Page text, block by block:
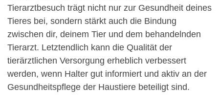
Tierarztbesuch trägt nicht nur zur Gesundheit deines
Tieres bei, sondern stärkt auch die Bindung
zwischen dir, deinem Tier und dem behandelnden
Tierarzt. Letztendlich kann die Qualität der
tierärztlichen Versorgung erheblich verbessert
werden, wenn Halter gut informiert und aktiv an der
Gesundheitspflege der Haustiere beteiligt sind.